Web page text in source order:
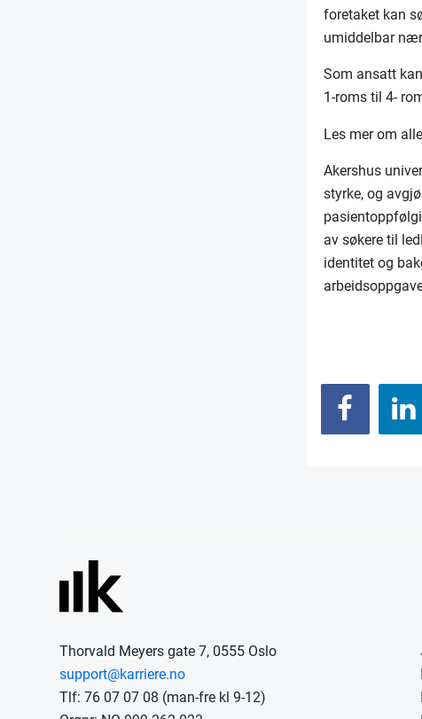
foretaket kan
umiddelbar
Som ansatt
1-roms til 4-
Les mer om
Akershus
styrke, og
av søkere til
identitet og
Thorvald Meyers gate 7, 0555 Oslo
support@karriere.no
Tlf: 76 07 07 08 (man-fre kl 9-12)